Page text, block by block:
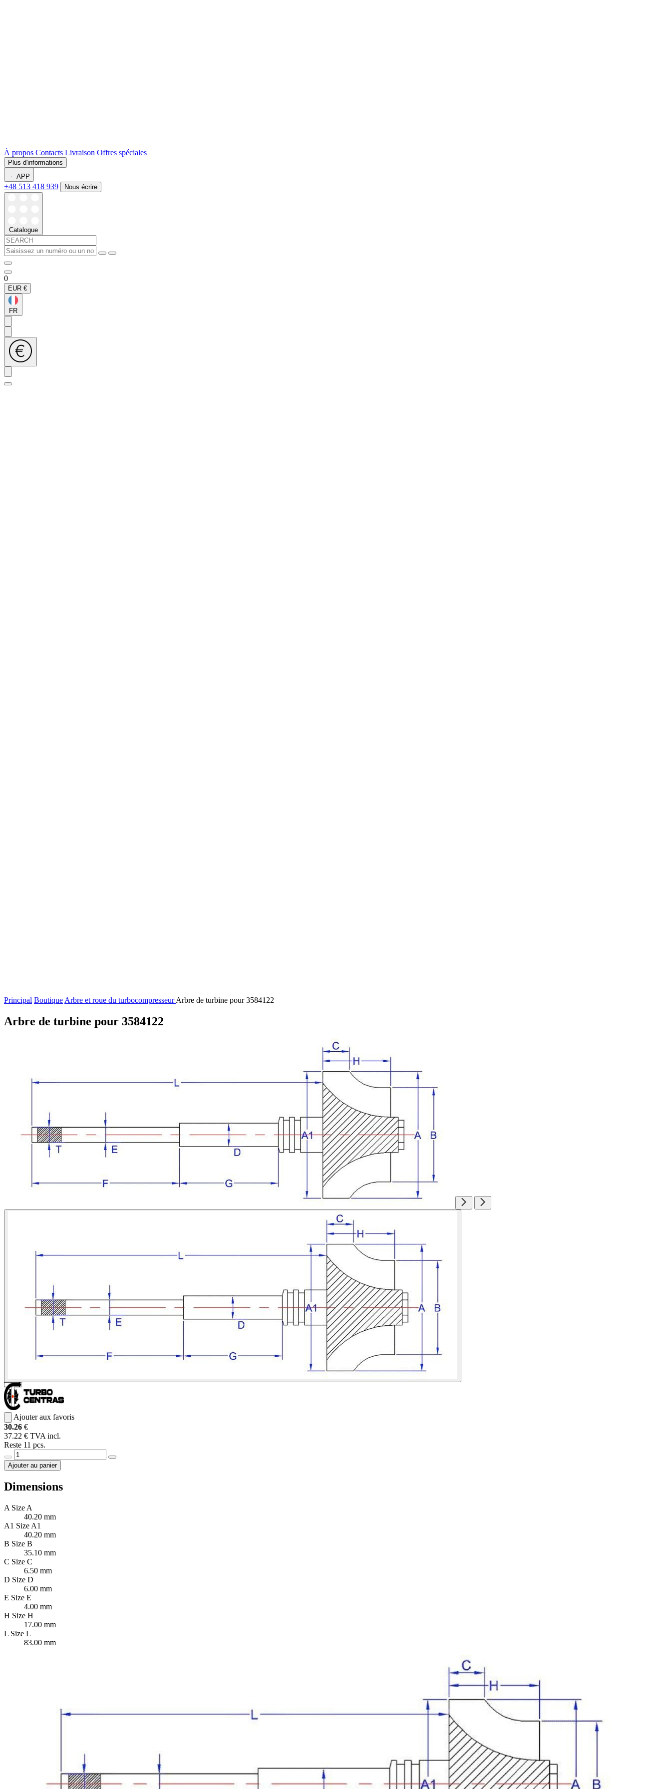
À propos Contacts Livraison Offres spéciales
Plus d'informations
APP
+48 513 418 939 Nous écrire
Catalogue
0
EUR €
FR
Principal Boutique Arbre et roue du turbocompresseurArbre de turbine pour 3584122
Arbre de turbine pour 3584122
Ajouter aux favoris
30.26 €
37.22 € TVA incl.
Reste 11 pcs.
Ajouter au panier
Dimensions
A Size A
40.20 mm
A1 Size A1
40.20 mm
B Size B
35.10 mm
C Size C
6.50 mm
D Size D
6.00 mm
E Size E
4.00 mm
H Size H
17.00 mm
L Size L
83.00 mm